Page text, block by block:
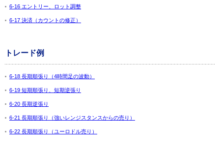
6-16 エントリー、ロット調整
6-17 決済（カウントの修正）
トレード例
6-18 長期順張り（4時間足の波動）
6-19 短期順張り、短期逆張り
6-20 長期逆張り
6-21 長期順張り（強いレンジスタンスからの売り）
6-22 長期順張り（ユーロドル売り）